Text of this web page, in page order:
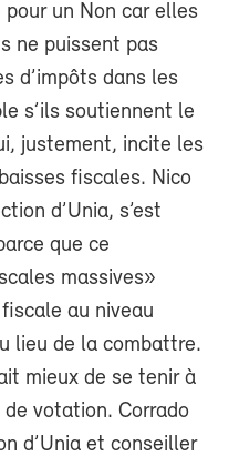
un Non car elles
ne puissent pas
d’impôts dans les
s’ils soutiennent le
justement, incite les
fiscales. Nico
d’Unia, s’est
que ce
massives»
au niveau
lieu de la combattre.
mieux de se tenir à
de votation. Corrado
d’Unia et conseiller